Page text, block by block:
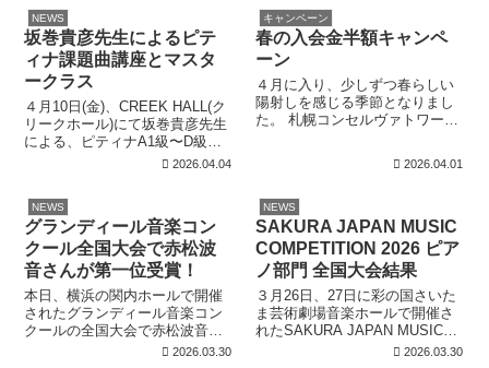
と賞状を手に。シューマンのア
ベッグ変奏曲、ショパンのエチ
ュードを...
ストリア出身モーツァルトの代
表作品の一曲に有名な『トルコ
行...
NEWS
坂巻貴彦先生によるピテ
ィナ課題曲講座とマスタ
ークラス
４月10日(金)、CREEK HALL(ク
リークホール)にて坂巻貴彦先生
による、ピティナA1級〜D級ま
でのバロック課題曲講座とマス
後、ケルン音楽舞踊大学にてピ
アノソロ修士課程、フォルテ...
2026.04.04
キャンペーン
春の入会金半額キャンペ
ーン
４月に入り、少しずつ春らしい
陽射しを感じる季節となりまし
た。 札幌コンセルヴァトワール
チェロ教室、フルート教室、声
ク教室、ソルフェージュ教室の
全教室の入会...
2026.04.01
NEWS
グランディール音楽コン
クール全国大会で赤松波
音さんが第一位受賞！
本日、横浜の関内ホールで開催
されたグランディール音楽コン
クールの全国大会で赤松波音さ
ん(安藤有佳先生に師事)が3.4年
2026.03.30
NEWS
SAKURA JAPAN MUSIC
COMPETITION 2026 ピア
ノ部門 全国大会結果
３月26日、27日に彩の国さいた
ま芸術劇場音楽ホールで開催さ
れたSAKURA JAPAN MUSIC
COMPETITION 2026 ピアノ部
2026.03.30